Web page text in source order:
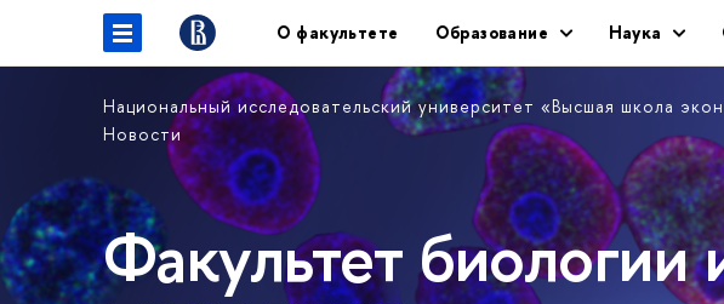
О факультете Образование Наука
Национальный исследовательский университет «Высшая школа
Новости
Факультет биологии